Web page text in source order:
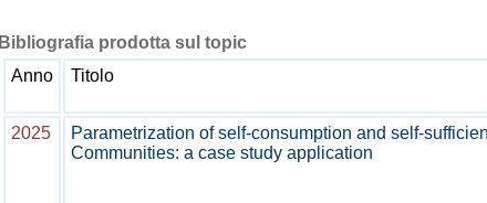
Bibliografia prodotta sul topic
Anno
Titolo
2025
Parametrization of self-consumption and self-
Communities: a case study application